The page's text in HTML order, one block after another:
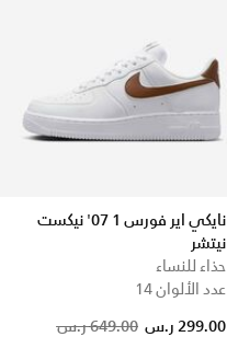
نايكي اير فورس 1 07' نيكست
نيتشر
حذاء للنساء
عدد الألوان 14
Price reduced from
649.00 ر.س to 299.00 ر.س